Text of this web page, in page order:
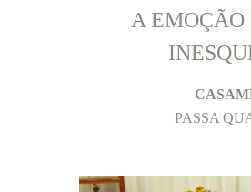
A
PASSA